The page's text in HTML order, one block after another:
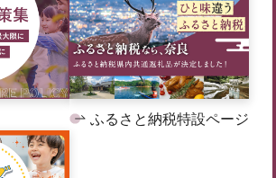
ふるさと納税特設ページ